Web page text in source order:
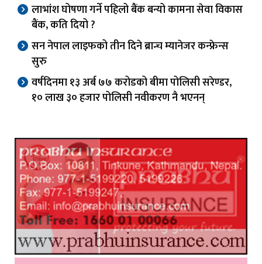
लाभांश घोषणा गर्ने पहिलो बैंक बन्यो कामना सेवा विकास
बैंक, कति दियो ?
सन नेपाल लाइफको तीन दिने ब्रान्च म्यानेजर कन्फ्रेन्स
सुरु
वर्षदिनमा १३ अर्ब ७७ करोडको बीमा पोलिसी सरेण्डर,
१० लाख ३० हजार पोलिसी नवीकरण नै भएनन्